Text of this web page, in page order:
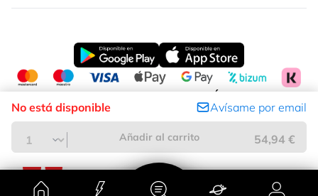
No está disponible Avísame por email
Añadir al carrito 54,94 €
CAMBIAR TU UBICACIÓN
Península y Baleares